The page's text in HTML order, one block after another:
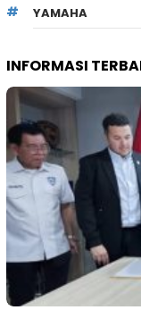
YAMAHA
INFORMASI